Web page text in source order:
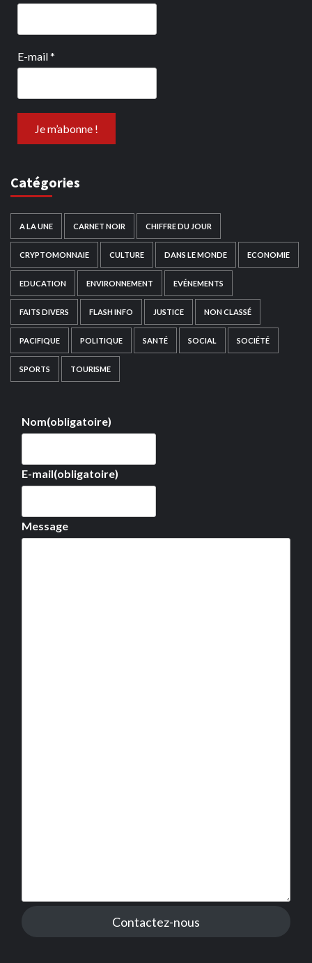
E-mail*
Catégories
A LA UNE CARNET NOIR CHIFFRE DU JOUR
CRYPTOMONNAIE CULTURE DANS LE MONDE ECONOMIE
EDUCATION ENVIRONNEMENT EVÉNEMENTS
FAITS DIVERS FLASH INFO JUSTICE NON CLASSÉ
PACIFIQUE POLITIQUE SANTÉ SOCIAL SOCIÉTÉ
SPORTS TOURISME
Nom(obligatoire)
E-mail(obligatoire)
Message
Contactez-nous